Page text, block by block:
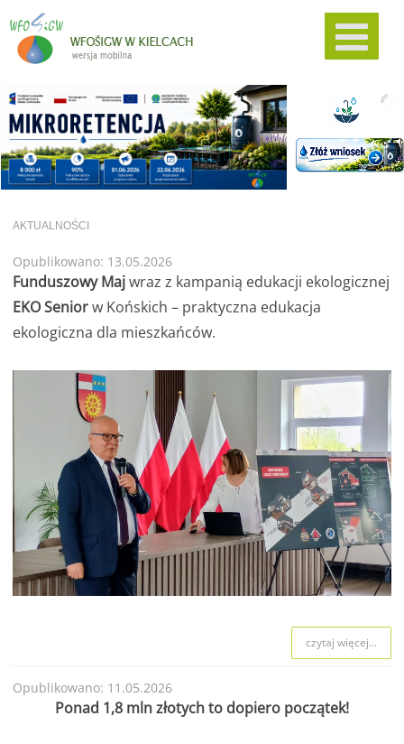
AKTUALNOŚCI
Opublikowano: 13.05.2026
Funduszowy Majwraz z kampanią edukacji ekologicznej
EKO Seniorw Końskich – praktyczna edukacja
ekologiczna dla mieszkańców.
czytaj więcej...
Opublikowano: 11.05.2026
Ponad 1,8 mln złotych to dopiero początek!